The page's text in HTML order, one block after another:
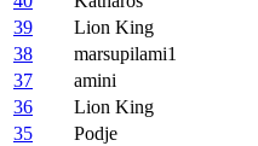
39
Lion King
38
marsupilami1
37
amini
36
Lion King
35
Podje